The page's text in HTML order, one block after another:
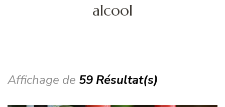
alcool
Affichage de 59 Résultat(s)